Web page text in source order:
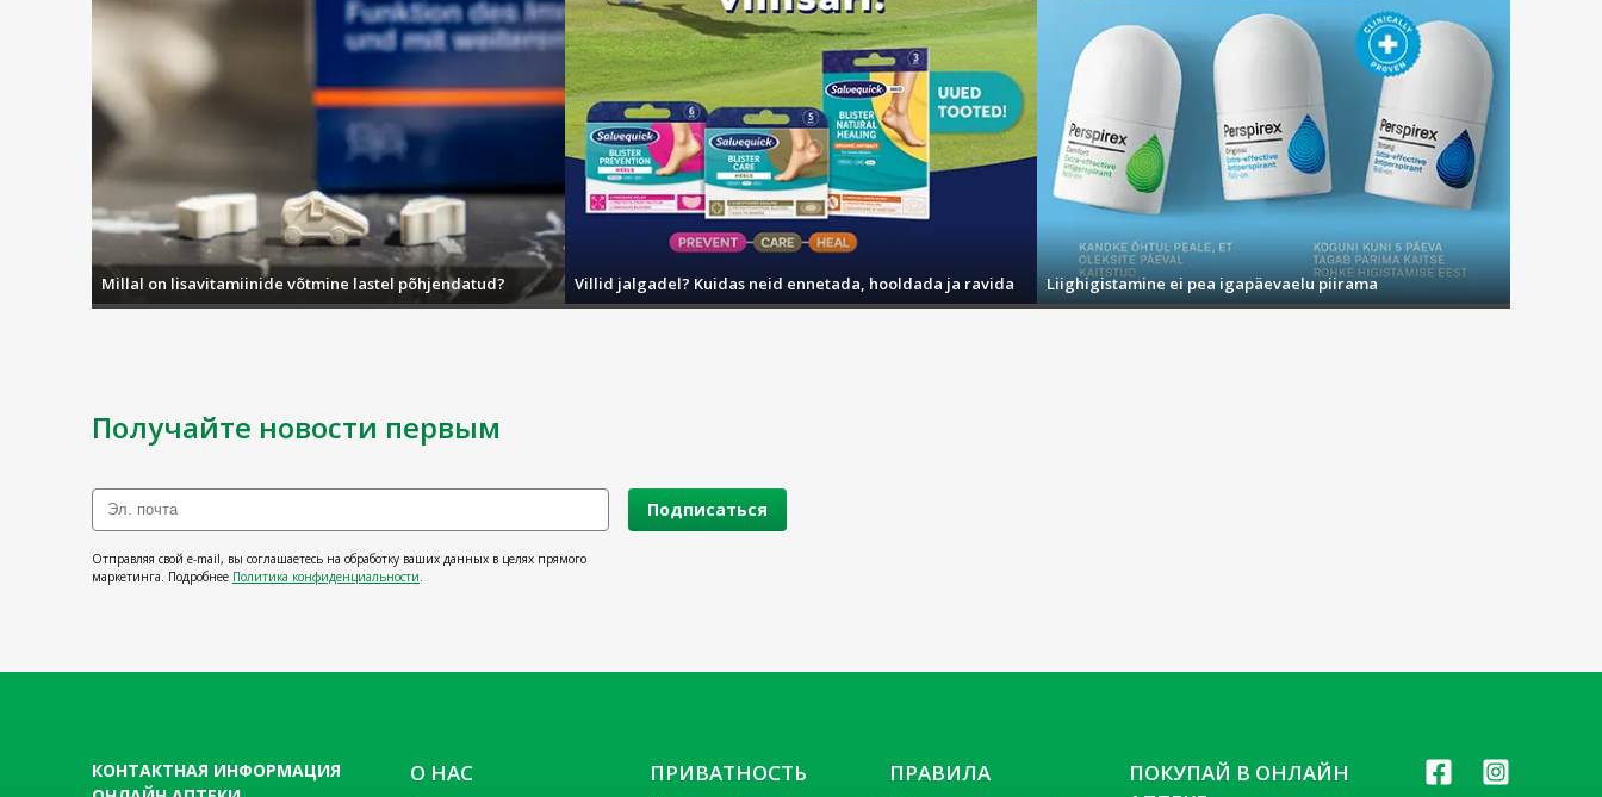
Millal on lisavitamiinide võtmine lastel põhjendatud? Villid jalgadel? Kuidas neid ennetada, hooldada ja ravida Liighigistamine ei pea igapäevaelu piirama
Получайте новости первым
Подписаться
Отправляя свой e-mail, вы соглашаетесь на обработку ваших данных в целях прямого
маркетинга. Подробнее Политика конфиденциальности
КОНТАКТНАЯ ИНФОРМАЦИЯ
О НАС ПРИВАТНОСТЬ ПРАВИЛА
ПОКУПАЙ В ОНЛАЙН